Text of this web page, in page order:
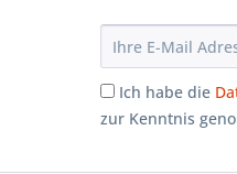
Ich habe die
zur Kenntnis